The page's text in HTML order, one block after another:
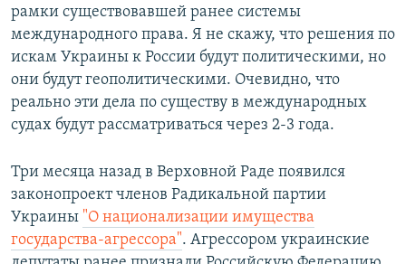
рамки существовавшей ранее системы
международного права. Я не скажу, что решения по
искам Украины к России будут политическими, но
они будут геополитическими. Очевидно, что
реально эти дела по существу в международных
судах будут рассматриваться через 2-3 года.
Три месяца назад в Верховной Раде появился
законопроект членов Радикальной партии
Украины "О национализации имущества
государства-агрессора". Агрессором украинские